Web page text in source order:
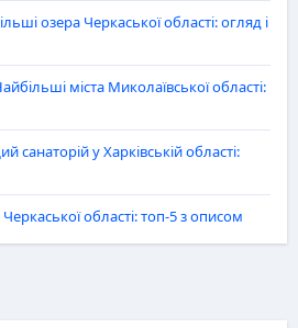
озера Черкаської області: огляд і
міста Миколаївської області:
санаторій у Харківській області:
області: топ-5 з описом